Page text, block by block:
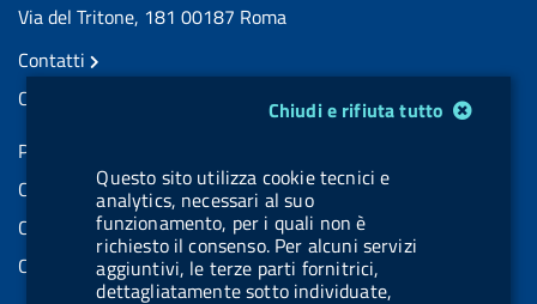
Chiudi e rifiuta tutto
Questo sito utilizza cookie tecnici e
analytics, necessari al suo
funzionamento, per i quali non è
richiesto il consenso. Per alcuni servizi
aggiuntivi, le terze parti fornitrici,
dettagliatamente sotto individuate,
Via del Tritone, 181 00187 Roma
Contatti
Contatti PEC
Partita IVA: 08703841000
Codice Fiscale: 97345810580
Codice IPA AIFA: aifa_rm
Codice IPA UCB: UFE1TR